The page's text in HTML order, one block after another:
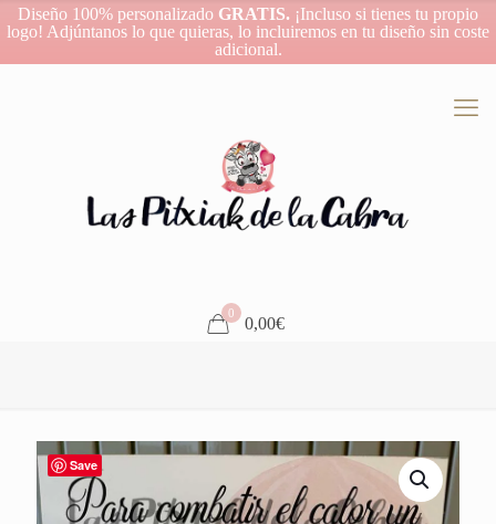
Diseño 100% personalizado GRATIS. ¡Incluso si tienes tu propio
logo! Adjúntanos lo que quieras, lo incluiremos en tu diseño sin coste
adicional.
0
0,00€
Save